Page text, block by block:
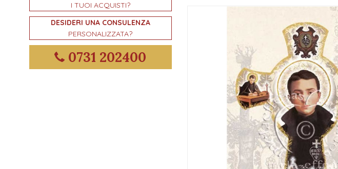
I TUOI ACQUISTI?
DESIDERI UNA CONSULENZA
PERSONALIZZATA?
0731 202400